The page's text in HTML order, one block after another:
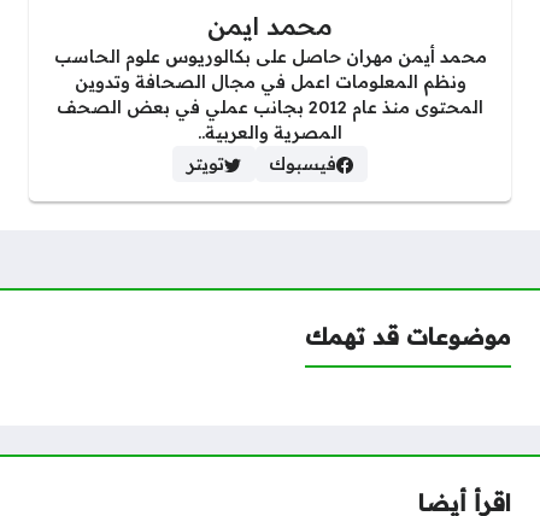
محمد ايمن
محمد أيمن مهران حاصل على بكالوريوس علوم الحاسب
ونظم المعلومات اعمل في مجال الصحافة وتدوين
المحتوى منذ عام 2012 بجانب عملي في بعض الصحف
المصرية والعربية..
فيسبوك
تويتر
موضوعات قد تهمك
اقرأ أيضا